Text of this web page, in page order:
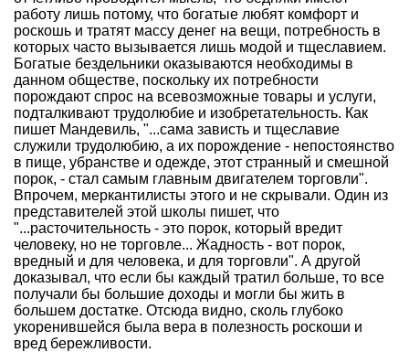
работу лишь потому, что богатые любят комфорт и
роскошь и тратят массу денег на вещи, потребность в
которых часто вызывается лишь модой и тщеславием.
Богатые бездельники оказываются необходимы в
данном обществе, поскольку их потребности
порождают спрос на всевозможные товары и услуги,
подталкивают трудолюбие и изобретательность. Как
пишет Мандевиль, "...сама зависть и тщеславие
служили трудолюбию, а их порождение - непостоянство
в пище, убранстве и одежде, этот странный и смешной
порок, - стал самым главным двигателем торговли".
Впрочем, меркантилисты этого и не скрывали. Один из
представителей этой школы пишет, что
"...расточительность - это порок, который вредит
человеку, но не торговле... Жадность - вот порок,
вредный и для человека, и для торговли". А другой
доказывал, что если бы каждый тратил больше, то все
получали бы большие доходы и могли бы жить в
большем достатке. Отсюда видно, сколь глубоко
укоренившейся была вера в полезность роскоши и
вред бережливости.